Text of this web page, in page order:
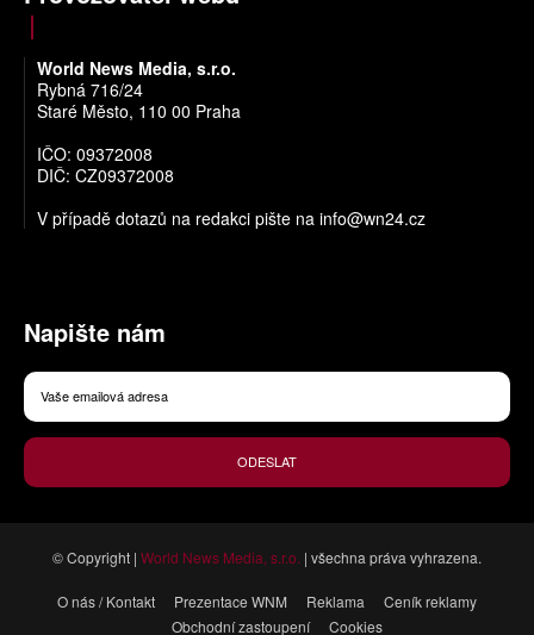
World News Media, s.r.o.
Rybná 716/24
Staré Město, 110 00 Praha
IČO: 09372008
DIČ: CZ09372008
V případě dotazů na redakci pište na info@wn24.cz
Napište nám
ODESLAT
© Copyright | World News Media, s.r.o. | všechna práva vyhrazena.
O nás / Kontakt Prezentace WNM Reklama
Ceník reklamy
Obchodní zastoupení
Cookies